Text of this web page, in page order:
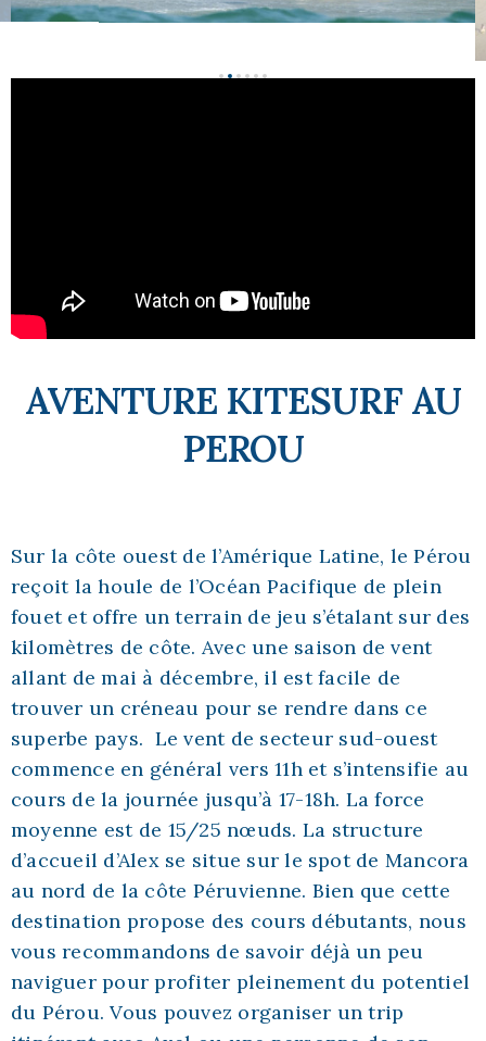
AVENTURE KITESURF AU
PEROU
Sur la côte ouest de l’Amérique Latine, le Pérou
reçoit la houle de l’Océan Pacifique de plein
fouet et offre un terrain de jeu s’étalant sur des
kilomètres de côte. Avec une saison de vent
allant de mai à décembre, il est facile de
trouver un créneau pour se rendre dans ce
superbe pays. Le vent de secteur sud-ouest
commence en général vers 11h et s’intensifie au
cours de la journée jusqu’à 17-18h. La force
moyenne est de 15/25 nœuds. La structure
d’accueil d’Alex se situe sur le spot de Mancora
au nord de la côte Péruvienne. Bien que cette
destination propose des cours débutants, nous
vous recommandons de savoir déjà un peu
naviguer pour profiter pleinement du potentiel
du Pérou. Vous pouvez organiser un trip